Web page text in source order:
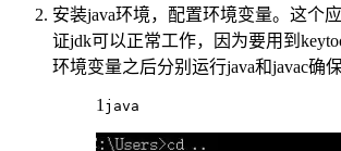
安装java环境，配置环境变量。这个
证jdk可以正常工作，因为要用到
环境变量之后分别运行java和javac确
1 java